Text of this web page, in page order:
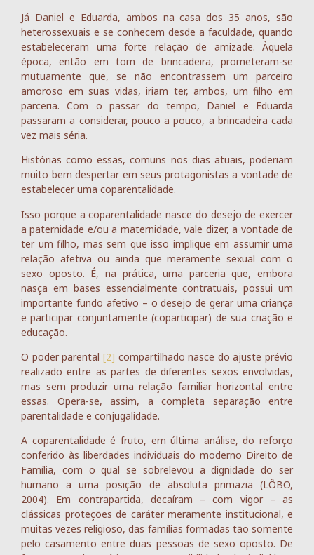
Já Daniel e Eduarda, ambos na casa dos 35 anos, são
heterossexuais e se conhecem desde a faculdade, quando
estabeleceram uma forte relação de amizade. Àquela
época, então em tom de brincadeira, prometeram-se
mutuamente que, se não encontrassem um parceiro
amoroso em suas vidas, iriam ter, ambos, um filho em
parceria. Com o passar do tempo, Daniel e Eduarda
passaram a considerar, pouco a pouco, a brincadeira cada
vez mais séria.
Histórias como essas, comuns nos dias atuais, poderiam
muito bem despertar em seus protagonistas a vontade de
estabelecer uma coparentalidade.
Isso porque a coparentalidade nasce do desejo de exercer
a paternidade e/ou a maternidade, vale dizer, a vontade de
ter um filho, mas sem que isso implique em assumir uma
relação afetiva ou ainda que meramente sexual com o
sexo oposto. É, na prática, uma parceria que, embora
nasça em bases essencialmente contratuais, possui um
importante fundo afetivo – o desejo de gerar uma criança
e participar conjuntamente (coparticipar) de sua criação e
educação.
O poder parental [2] compartilhado nasce do ajuste prévio
realizado entre as partes de diferentes sexos envolvidas,
mas sem produzir uma relação familiar horizontal entre
essas. Opera-se, assim, a completa separação entre
parentalidade e conjugalidade.
A coparentalidade é fruto, em última análise, do reforço
conferido às liberdades individuais do moderno Direito de
Família, com o qual se sobrelevou a dignidade do ser
humano a uma posição de absoluta primazia (LÔBO,
2004). Em contrapartida, decaíram – com vigor – as
clássicas proteções de caráter meramente institucional, e
muitas vezes religioso, das famílias formadas tão somente
pelo casamento entre duas pessoas de sexo oposto. De